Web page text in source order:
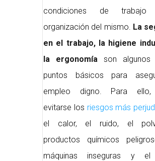
condiciones de
organización del mismo. La
en el trabajo, la higiene
la ergonomía son
puntos básicos para
empleo digno. Para ello,
evitarse los riesgos más
el calor, el ruido, el
productos químicos
máquinas inseguras y el